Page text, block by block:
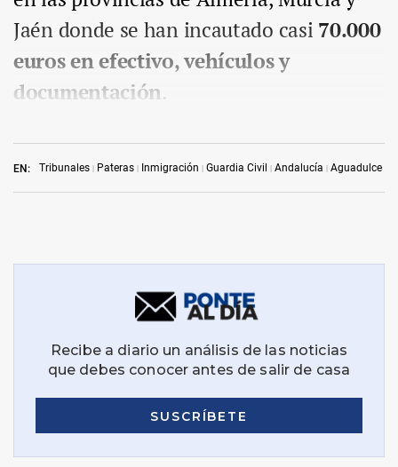
EN: Tribunales Pateras Inmigración Guardia Civil Andalucía Aguadulce
Jaén donde se han incautado casi 70.000
euros en efectivo, vehículos y
documentación.